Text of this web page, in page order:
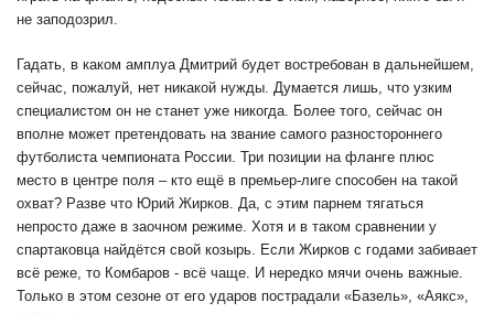
не заподозрил.
Гадать, в каком амплуа Дмитрий будет востребован в дальнейшем,
сейчас, пожалуй, нет никакой нужды. Думается лишь, что узким
специалистом он не станет уже никогда. Более того, сейчас он
вполне может претендовать на звание самого разностороннего
футболиста чемпионата России. Три позиции на фланге плюс
место в центре поля – кто ещё в премьер-лиге способен на такой
охват? Разве что Юрий Жирков. Да, с этим парнем тягаться
непросто даже в заочном режиме. Хотя и в таком сравнении у
спартаковца найдётся свой козырь. Если Жирков с годами забивает
всё реже, то Комбаров - всё чаще. И нередко мячи очень важные.
Только в этом сезоне от его ударов пострадали «Базель», «Аякс»,